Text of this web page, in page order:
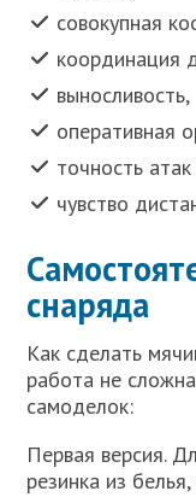
совокупная
координация
выносливость,
оперативная
точность
чувство
снаряда
Как сделать
работа не
самоделок:
Первая версия.
резинка из